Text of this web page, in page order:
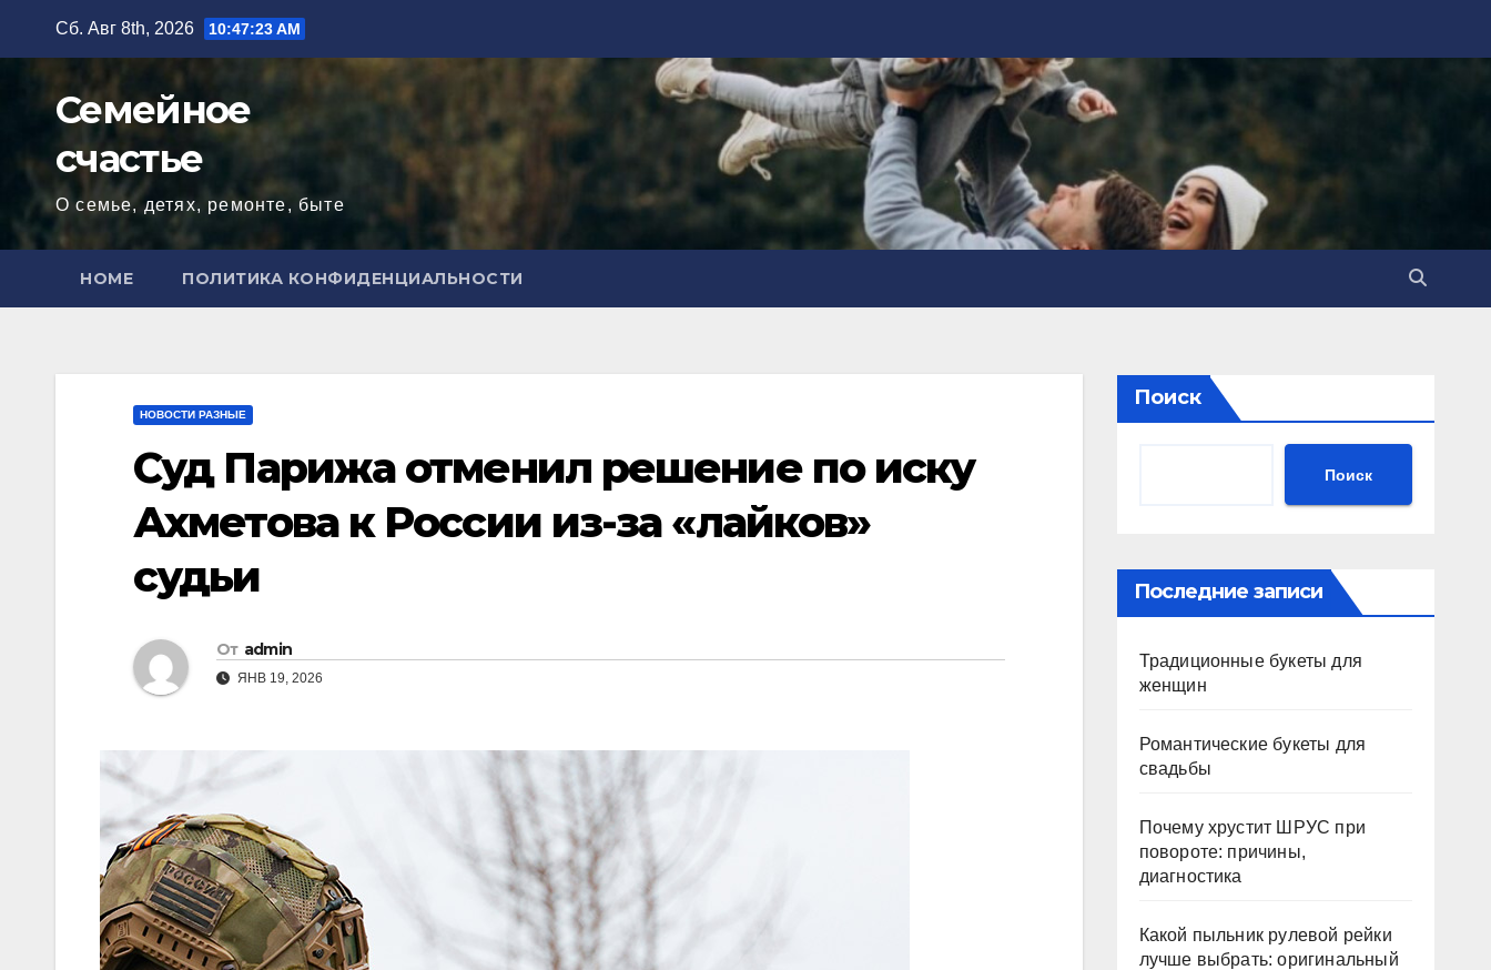
содержимому
Сб. Авг 8th, 2026 10:47:25 AM
Семейное
счастье
О семье, детях, ремонте, быте
HOME ПОЛИТИКА КОНФИДЕНЦИАЛЬНОСТИ
НОВОСТИ РАЗНЫЕ
Суд Парижа отменил решение по иску
Ахметова к России из-за «лайков»
судьи
От admin
ЯНВ 19, 2026
Поиск
Поиск
Последние записи
Традиционные букеты для
женщин
Романтические букеты для
свадьбы
Почему хрустит ШРУС при
повороте: причины,
диагностика
Какой пыльник рулевой рейки
лучше выбрать: оригинальный